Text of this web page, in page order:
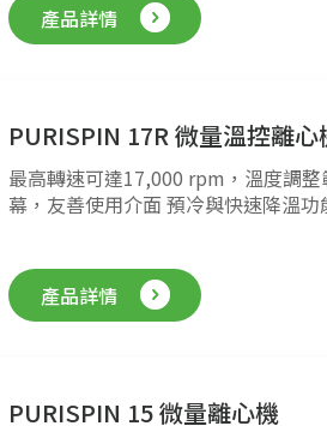
產品詳情
PURISPIN 17R 微量溫控離心
最高轉速可達17,000 rpm，溫度調
幕，友善使用介面 預冷與快速降溫
產品詳情
PURISPIN 15 微量離心機